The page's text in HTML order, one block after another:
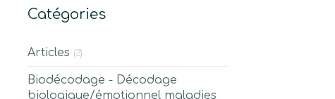
Catégories
Articles (3)
Biodécodage - Décodage
biologique/émotionnel maladies